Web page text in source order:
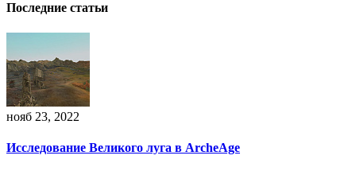
Последние статьи
нояб 23, 2022
Исследование Великого луга в ArcheAge